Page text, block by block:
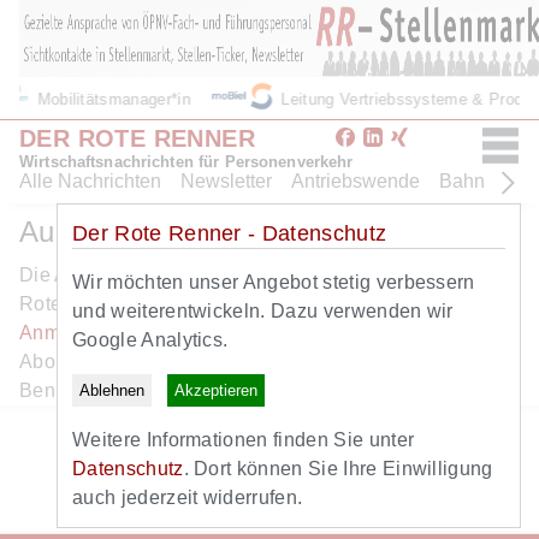
Mobilitätsmanager*in Leitung Vertriebssysteme &
DER ROTE RENNER
Wirtschaftsnachrichten für Personenverkehr
Alle Nachrichten Newsletter Antriebswende Bahn
Der Rote Renner - Datenschutz
Wir möchten unser Angebot stetig verbessern
und weiterentwickeln. Dazu verwenden wir
Google Analytics.
Ablehnen Akzeptieren
Weitere Informationen finden Sie unter
Datenschutz. Dort können Sie Ihre Einwilligung
auch jederzeit widerrufen.
Ausschreibungen
Die Ausschreibungen sind nur für Abonnementen des
Roten Renners lesbar. Verwenden Sie bitte die
Anmelden- Funktion. Falls Sie noch kein RR+
Abonnent sind, können Sie sich dort auch als neuer
Benutzer registrieren.
Zurück zur Startseite
Zum Newsletter
Alle Nachrichten